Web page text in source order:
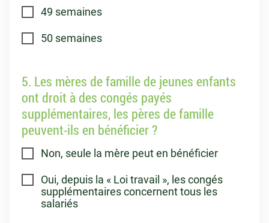
49 semaines
50 semaines
5. Les mères de famille de jeunes enfants
ont droit à des congés payés
supplémentaires, les pères de famille
peuvent-ils en bénéficier ?
Non, seule la mère peut en bénéficier
Oui, depuis la « Loi travail », les congés
supplémentaires concernent tous les
salariés